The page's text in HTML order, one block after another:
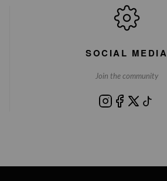
SOCIAL MEDIA
Join the community